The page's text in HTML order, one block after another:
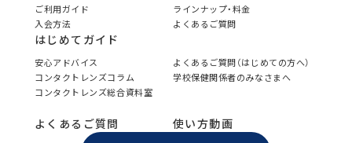
ご利用ガイド
ラインナップ・料金
入会方法
よくあるご質問
はじめてガイド
安心アドバイス
よくあるご質問（はじめての方へ）
コンタクトレンズコラム
学校保健関係者のみなさまへ
コンタクトレンズ総合資料室
よくあるご質問 使い方動画